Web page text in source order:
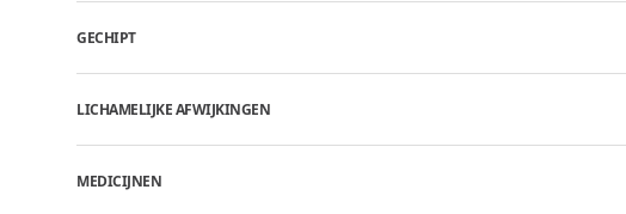
GECHIPT
LICHAMELIJKE AFWIJKINGEN
MEDICIJNEN